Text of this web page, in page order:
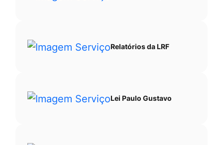
Relatórios da LRF
Lei Paulo Gustavo